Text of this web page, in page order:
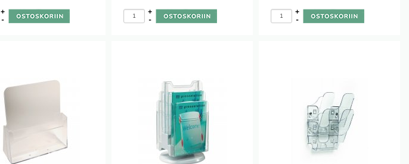
-
+
-
+
-
+